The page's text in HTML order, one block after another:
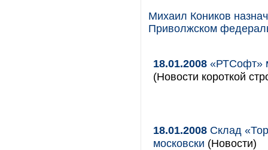
Михаил Коников
Приволжском
18.01.2008 «РТСофт»
(Новости короткой
18.01.2008 Склад
московски (Новости)